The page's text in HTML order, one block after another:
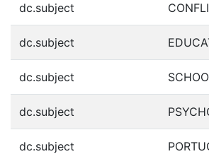
dc.subject
dc.subject
dc.subject
dc.subject
dc.subject